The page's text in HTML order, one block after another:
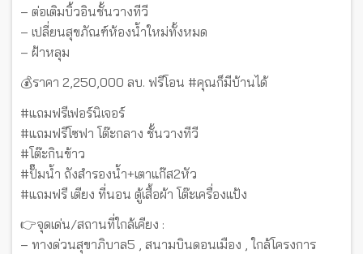
– ต่อเติมบิ้วอินชั้นวางทีวี
– เปลี่ยนสุขภัณฑ์ห้องน้ำใหม่ทั้งหมด
– ฝ้าหลุม
💰ราคา 2,250,000 ลบ. ฟรีโอน #คุณก็มีบ้านได้
#แถมฟรีเฟอร์นิเจอร์
#แถมฟรีโซฟา โต๊ะกลาง ชั้นวางทีวี
#โต๊ะกินข้าว
#ปั๊มน้ำ ถังสำรองน้ำ+เตาแก๊ส2หัว
#แถมฟรี เตียง ที่นอน ตู้เสื้อผ้า โต๊ะเครื่องแป้ง
👉จุดเด่น/สถานที่ใกล้เคียง :
– ทางด่วนสุขาภิบาล5 , สนามบินดอนเมือง , ใกล้โครงการ